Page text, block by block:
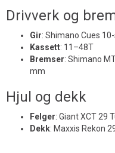
Drivverk og
Gir: Shimano Cues
Kassett: 11–48T
Bremser: Shimano
mm
Hjul og dekk
Felger: Giant XCT 29
Dekk: Maxxis Rekon